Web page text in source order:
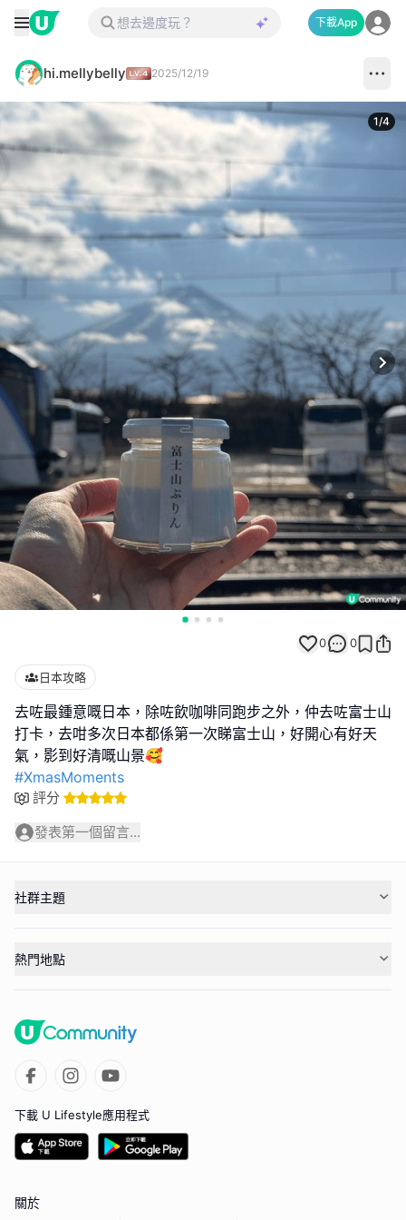
下載App
hi.mellybelly 2025/12/19
1/4
0 0
日本攻略
去咗最鍾意嘅日本，除咗飲咖啡同跑步之外，仲去咗富士山
打卡，去咁多次日本都係第一次睇富士山，好開心有好天
#XmasMoments
評分
發表第一個留言...
社群主題
熱門地點
下載 U Lifestyle應用程式
關於